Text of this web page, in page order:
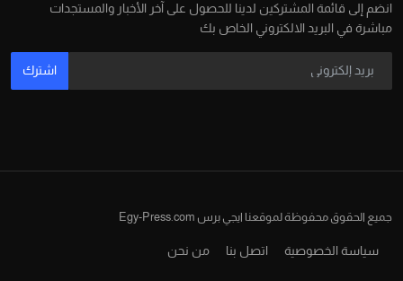
انضم إلى قائمة المشتركين لدينا للحصول على آخر الأخبار والمستجدات
مباشرة في البريد الالكتروني الخاص بك
اشترك
جميع الحقوق محفوظة لموقعنا ايجي برس Egy-Press.com
سياسة الخصوصية اتصل بنا من نحن